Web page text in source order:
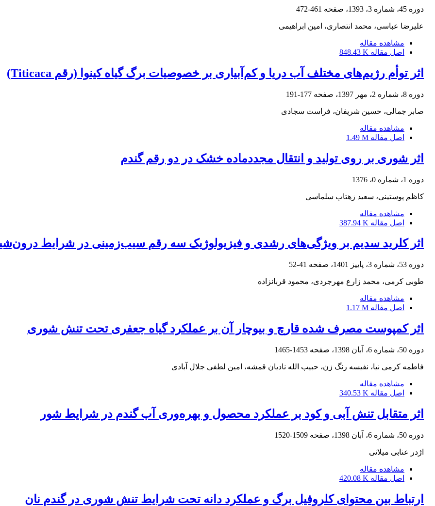
دوره 45، شماره 3، 1393، صفحه 461-472
علیرضا عباسی، محمد انتصاری، امین ابراهیمی
مشاهده مقاله
اصل مقاله 848.43 K
اثر توأم رژیم‌های مختلف آب دریا و کم‌آبیاری بر خصوصیات برگ گیاه کینوا (رقم Titicaca)
دوره 8، شماره 2، مهر 1397، صفحه 177-191
صابر جمالی، حسین شریفان، فراست سجادی
مشاهده مقاله
اصل مقاله 1.49 M
اثر شوری بر روی تولید و انتقال مجددماده خشک در دو رقم گندم
دوره 1، شماره 0، 1376
کاظم پوستینی، سعید زهتاب سلماسی
مشاهده مقاله
اصل مقاله 387.94 K
اثر کلرید سدیم بر ویژگی‌های رشدی و فیزیولوژیک سه رقم سیب‌زمینی در شرایط
دوره 53، شماره 3، پاییز 1401، صفحه 41-52
طوبی کرمی، محمد زارع مهرجردی، محمود قربانزاده
مشاهده مقاله
اصل مقاله 1.17 M
اثر کمپوست مصرف شده قارچ و بیوچار آن بر عملکرد گیاه جعفری تحت تنش شوری
دوره 50، شماره 6، آبان 1398، صفحه 1453-1465
فاطمه کرمی نیا، نفیسه رنگ زن، حبیب الله نادیان قمشه، امین لطفی جلال آبادی
مشاهده مقاله
اصل مقاله 340.53 K
اثر متقابل تنش آبی و کود بر عملکرد محصول و بهره‌وری آب گندم در شرایط شور
دوره 50، شماره 6، آبان 1398، صفحه 1509-1520
اژدر عنابی میلانی
مشاهده مقاله
اصل مقاله 420.08 K
ارتباط بین محتوای کلروفیل برگ و عملکرد دانه تحت شرایط تنش شوری در گندم نان